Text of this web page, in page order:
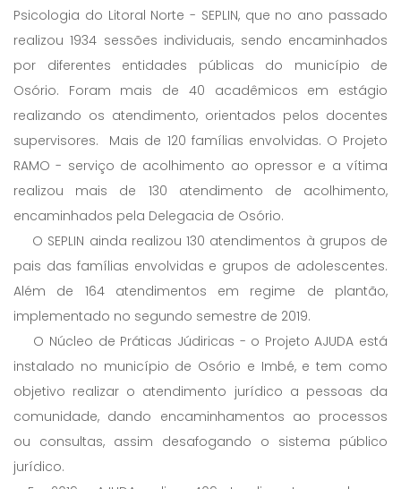
Psicologia do Litoral Norte - SEPLIN, que no ano passado
realizou 1934 sessões individuais, sendo encaminhados
por diferentes entidades públicas do município de
Osório. Foram mais de 40 acadêmicos em estágio
realizando os atendimento, orientados pelos docentes
supervisores. Mais de 120 famílias envolvidas. O Projeto
RAMO - serviço de acolhimento ao opressor e a vítima
realizou mais de 130 atendimento de acolhimento,
encaminhados pela Delegacia de Osório.
O SEPLIN ainda realizou 130 atendimentos à grupos de
pais das famílias envolvidas e grupos de adolescentes.
Além de 164 atendimentos em regime de plantão,
implementado no segundo semestre de 2019.
O Núcleo de Práticas Júdiricas - o Projeto AJUDA está
instalado no município de Osório e Imbé, e tem como
objetivo realizar o atendimento jurídico a pessoas da
comunidade, dando encaminhamentos ao processos
ou consultas, assim desafogando o sistema público
jurídico.